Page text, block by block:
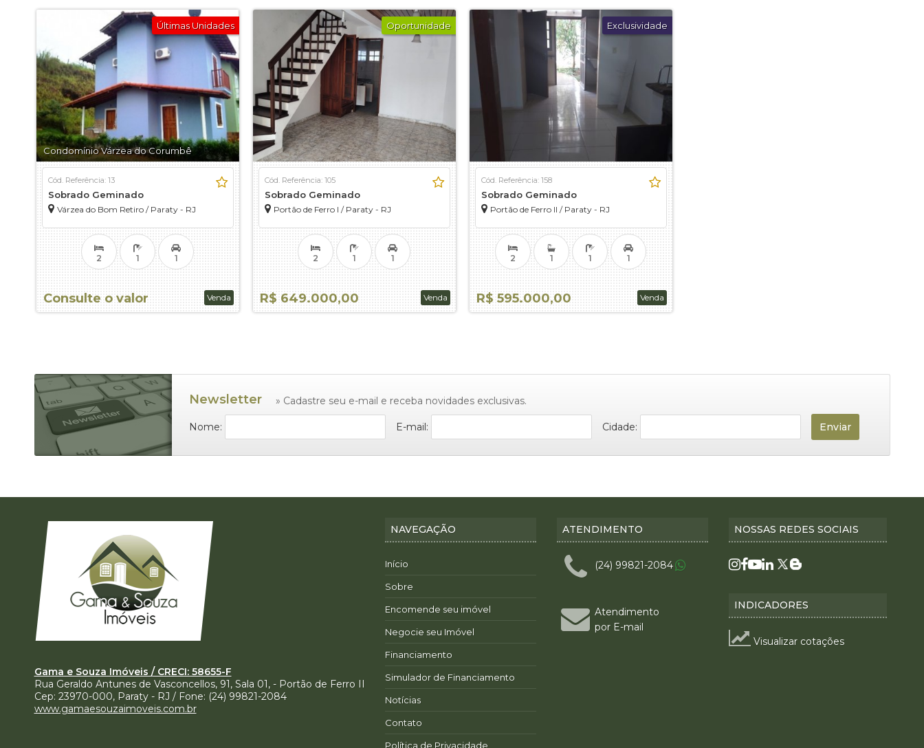
Últimas Unidades
Condomínio Várzea do Corumbê
Cód. Referência: 13
Sobrado Geminado
Várzea do Bom Retiro / Paraty - RJ
Venda
Consulte o valor
2 1 1
Oportunidade
Cód. Referência: 105
Sobrado Geminado
Portão de Ferro I / Paraty - RJ
Venda
R$ 649.000,00
2 1 1
Exclusividade
Cód. Referência: 158
Sobrado Geminado
Portão de Ferro II / Paraty - RJ
Venda
R$ 595.000,00
2 1 1 1
Newsletter » Cadastre seu e-mail e receba novidades exclusivas.
Nome: E-mail: Cidade:
Gama e Souza Imóveis / CRECI: 58655-F
Rua Geraldo Antunes de Vasconcellos, 91, Sala 01, - Portão de Ferro II
Cep: 23970-000, Paraty- RJ / Fone: (24) 99821-2084
www.gamaesouzaimoveis.com.br
NAVEGAÇÃO
Início
Sobre
Encomende seu imóvel
Negocie seu Imóvel
Financiamento
Simulador de Financiamento
Notícias
Contato
Política de Privacidade
ATENDIMENTO
(24) 99821-2084
Atendimento
por E-mail
NOSSAS REDES SOCIAIS
INDICADORES
Visualizar cotações